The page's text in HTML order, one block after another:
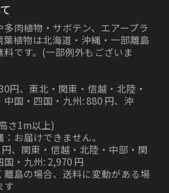
肉植物・サボテン、エアープラ
葉植物は北海道・沖縄・一部離島
料です。(一部例外もございま
円、東北・関東・信越・北陸・
中国・四国・九州: 880 円、沖
さ1m以上)
お届けできません。
、関東・信越・北陸・中部・関
・九州: 2,970 円
島の場合、送料に変動がある場
す